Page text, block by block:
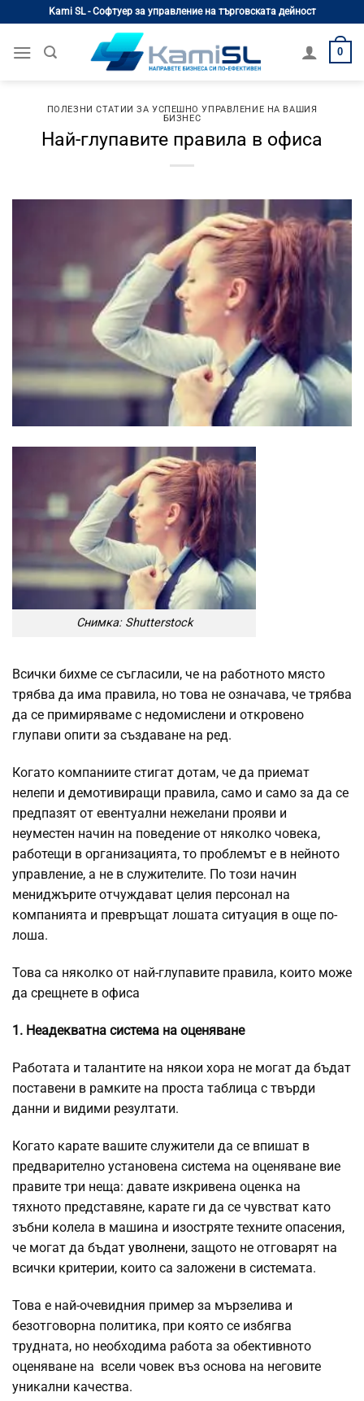
content
Kami SL - Софтуер за управление на търговската дейност
0
ПОЛЕЗНИ СТАТИИ ЗА УСПЕШНО УПРАВЛЕНИЕ НА ВАШИЯ
БИЗНЕС
Най-глупавите правила в офиса
Снимка: Shutterstock
Всички бихме се съгласили, че на работното място
трябва да има правила, но това не означава, че трябва
да се примиряваме с недомислени и откровено
глупави опити за създаване на ред.
Когато компаниите стигат дотам, че да приемат
нелепи и демотивиращи правила, само и само за да се
предпазят от евентуални нежелани прояви и
неуместен начин на поведение от няколко човека,
работещи в организацията, то проблемът е в нейното
управление, а не в служителите. По този начин
мениджърите отчуждават целия персонал на
компанията и превръщат лошата ситуация в още по-
лоша.
Това са няколко от най-глупавите правила, които може
да срещнете в офиса
1. Неадекватна система на оценяване
Работата и талантите на някои хора не могат да бъдат
поставени в рамките на проста таблица с твърди
данни и видими резултати.
Когато карате вашите служители да се впишат в
предварително установена система на оценяване вие
правите три неща: давате изкривена оценка на
тяхното представяне, карате ги да се чувстват като
зъбни колела в машина и изостряте техните опасения,
че могат да бъдат уволнени, защото не отговарят на
всички критерии, които са заложени в системата.
Това е най-очевидния пример за мързелива и
безотговорна политика, при която се избягва
трудната, но необходима работа за обективното
оценяване на всели човек въз основа на неговите
уникални качества.